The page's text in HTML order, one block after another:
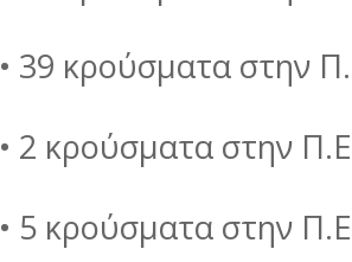
• 39 κρούσματα στην
• 2 κρούσματα στην
• 5 κρούσματα στην